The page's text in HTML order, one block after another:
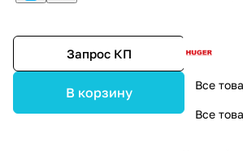
Запрос КП
В корзину
Все
Все